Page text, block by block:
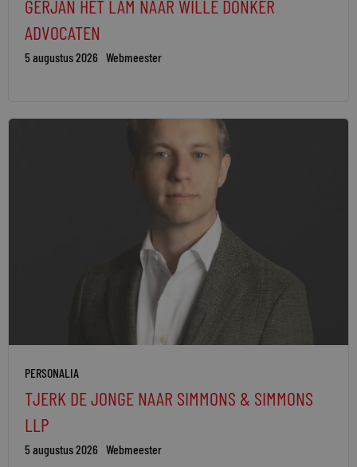
GERJAN HET LAM NAAR WILLE DONKER
ADVOCATEN
5 augustus 2026 Webmeester
PERSONALIA
TJERK DE JONGE NAAR SIMMONS & SIMMONS
LLP
5 augustus 2026 Webmeester